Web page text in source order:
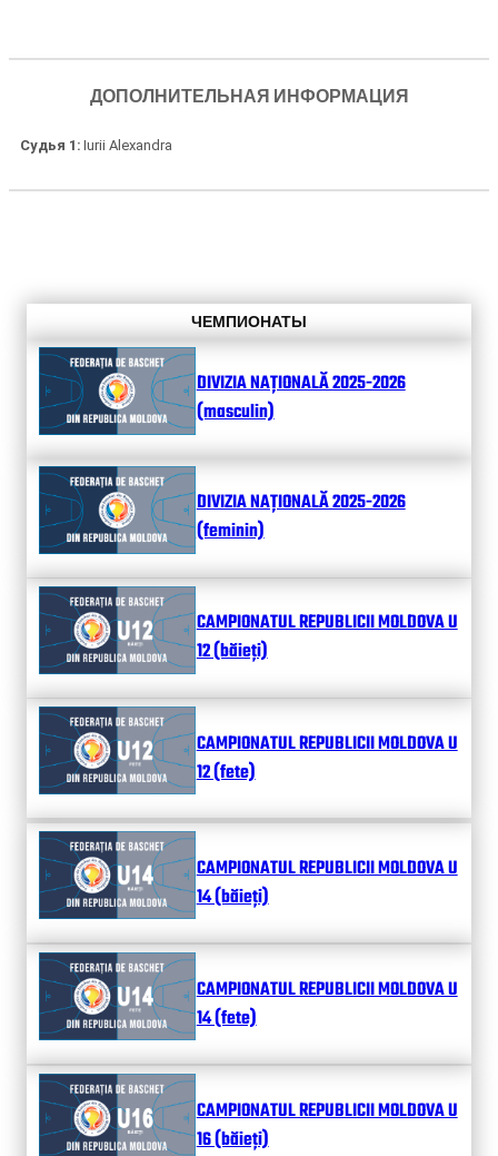
ДОПОЛНИТЕЛЬНАЯ ИНФОРМАЦИЯ
Судья 1 Iurii Alexandra
ЧЕМПИОНАТЫ
DIVIZIA NAȚIONALĂ 2025-2026
(masculin)
DIVIZIA NAȚIONALĂ 2025-2026
(feminin)
CAMPIONATUL REPUBLICII MOLDOVA U
12 (băieți)
CAMPIONATUL REPUBLICII MOLDOVA U
12 (fete)
CAMPIONATUL REPUBLICII MOLDOVA U
14 (băieți)
CAMPIONATUL REPUBLICII MOLDOVA U
14 (fete)
CAMPIONATUL REPUBLICII MOLDOVA U
16 (băieți)